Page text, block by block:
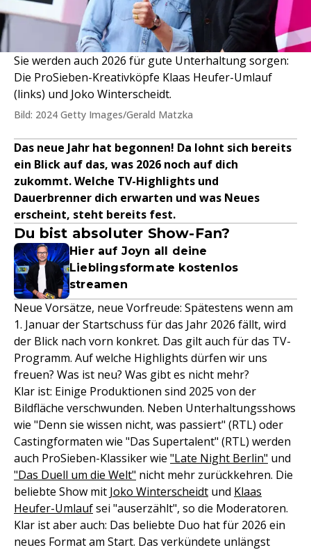
Sie werden auch 2026 für gute Unterhaltung sorgen:
Die ProSieben-Kreativköpfe Klaas Heufer-Umlauf
(links) und Joko Winterscheidt.
Bild: 2024 Getty Images/Gerald Matzka
Das neue Jahr hat begonnen! Da lohnt sich bereits
ein Blick auf das, was 2026 noch auf dich
zukommt. Welche TV-Highlights und
Dauerbrenner dich erwarten und was Neues
erscheint, steht bereits fest.
Du bist absoluter Show-Fan?
Hier auf Joyn all deine
Lieblingsformate kostenlos
streamen
Neue Vorsätze, neue Vorfreude: Spätestens wenn am
1. Januar der Startschuss für das Jahr 2026 fällt, wird
der Blick nach vorn konkret. Das gilt auch für das TV-
Programm. Auf welche Highlights dürfen wir uns
freuen? Was ist neu? Was gibt es nicht mehr?
Klar ist: Einige Produktionen sind 2025 von der
Bildfläche verschwunden. Neben Unterhaltungsshows
wie "Denn sie wissen nicht, was passiert" (RTL) oder
Castingformaten wie "Das Supertalent" (RTL) werden
auch ProSieben-Klassiker wie "Late Night Berlin" und
"Das Duell um die Welt" nicht mehr zurückkehren. Die
beliebte Show mit Joko Winterscheidt und Klaas
Heufer-Umlaufsei "auserzählt", so die Moderatoren.
Klar ist aber auch: Das beliebte Duo hat für 2026 ein
neues Format am Start. Das verkündete unlängst